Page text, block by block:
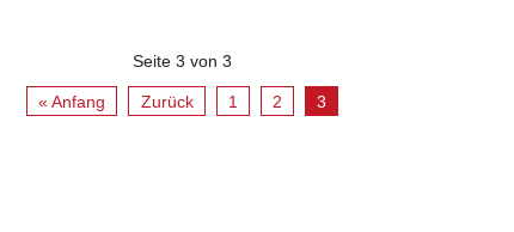
Seite 3 von 3
« Anfang Zurück 1 2 3